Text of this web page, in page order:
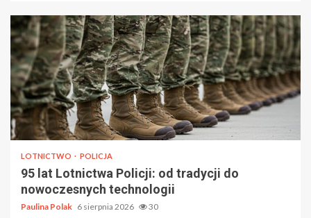
LOTNICTWO POLICJA
95 lat Lotnictwa Policji: od tradycji do
nowoczesnych technologii
Paulina Polak 6 sierpnia 2026 30